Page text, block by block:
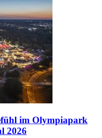
im Olympiapark
2026